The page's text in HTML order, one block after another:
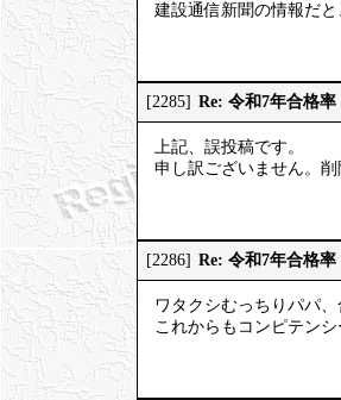
建設通信新聞の情報だ
[2285] Re: 令和7年合格率
上記、誤投稿です。
申し訳ございません。削
[2286] Re: 令和7年合格率
ワタクシむっちりパパ
これからもコンピテン